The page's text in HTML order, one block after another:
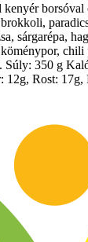
borsóval
sárgarépa,
chili
Súly: 350 g
12g, Rost: